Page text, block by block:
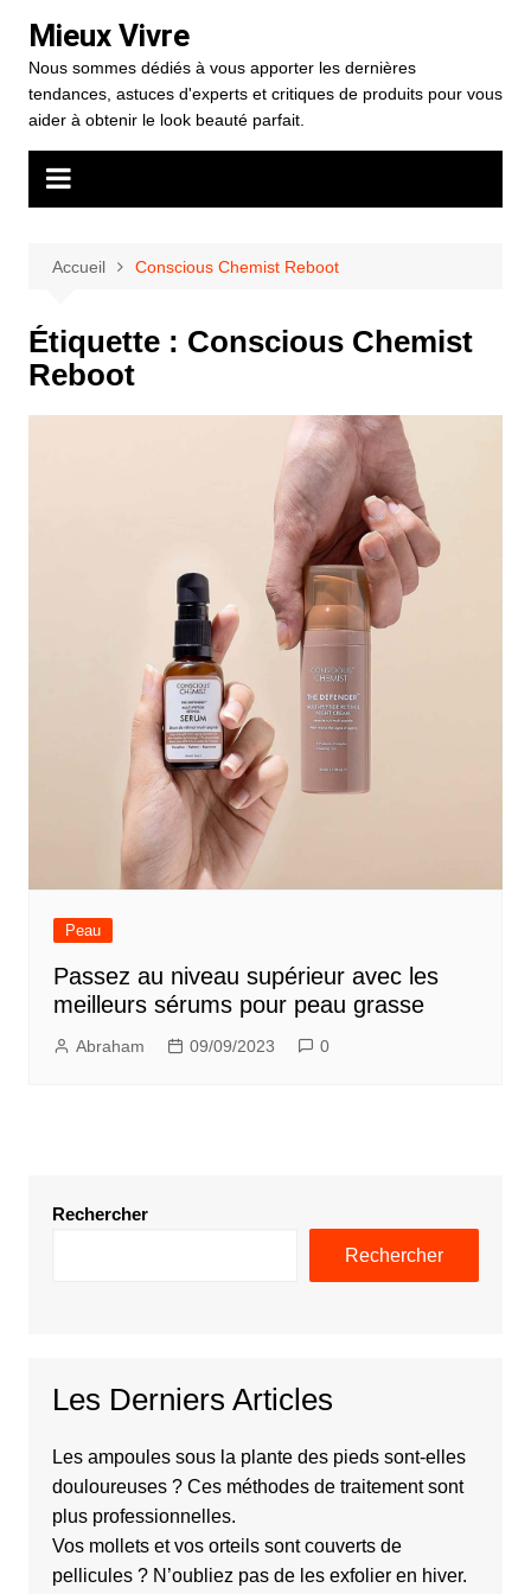
contenu
Mieux Vivre
Nous sommes dédiés à vous apporter les dernières
tendances, astuces d'experts et critiques de produits pour vous
aider à obtenir le look beauté parfait.
Accueil Conscious Chemist Reboot
Étiquette : Conscious Chemist
Reboot
Peau
Passez au niveau supérieur avec les
meilleurs sérums pour peau grasse
Abraham 09/09/2023 0
Rechercher
Rechercher
Les Derniers Articles
Les ampoules sous la plante des pieds sont-elles
douloureuses ? Ces méthodes de traitement sont
plus professionnelles.
Vos mollets et vos orteils sont couverts de
pellicules ? N’oubliez pas de les exfolier en hiver.